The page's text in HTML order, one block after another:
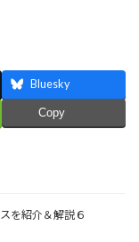
Bluesky
Copy
を紹介＆解説６